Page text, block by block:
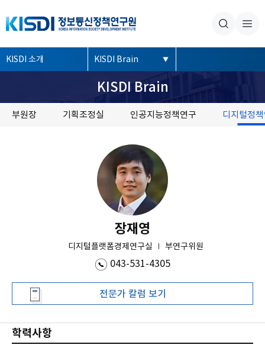
좌
측
뉴
KISDI 소개 KISDI Brain
KISDI Brain
부원장 기획조정실 인공지능정책연구 디지털정
장재영
디지털플랫폼경제연구실 부연구위원
043-531-4305
전문가 칼럼 보기
학력사항